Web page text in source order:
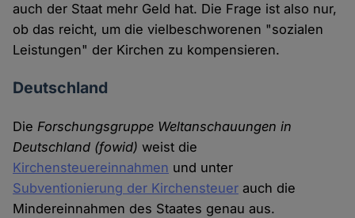
auch der Staat mehr Geld hat. Die Frage ist also nur,
ob das reicht, um die vielbeschworenen "sozialen
Leistungen" der Kirchen zu kompensieren.
Deutschland
DieForschungsgruppe Weltanschauungen in
Deutschland (fowid) weist die
Kirchensteuereinnahmen und unter
Subventionierung der Kirchensteuer auch die
Mindereinnahmen des Staates genau aus.